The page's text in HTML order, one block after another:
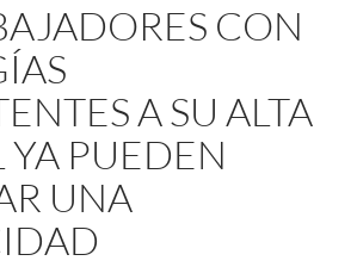
CON
A SU ALTA
YA PUEDEN
UNA